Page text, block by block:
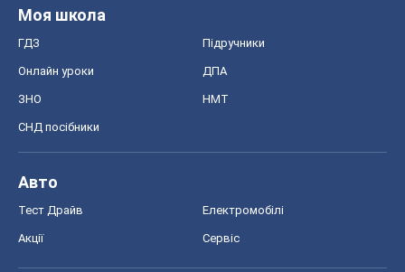
Моя школа
ГДЗ Підручники
Онлайн уроки ДПА
ЗНО НМТ
СНД посібники
Авто
Тест Драйв Електромобілі
Акції Сервіс